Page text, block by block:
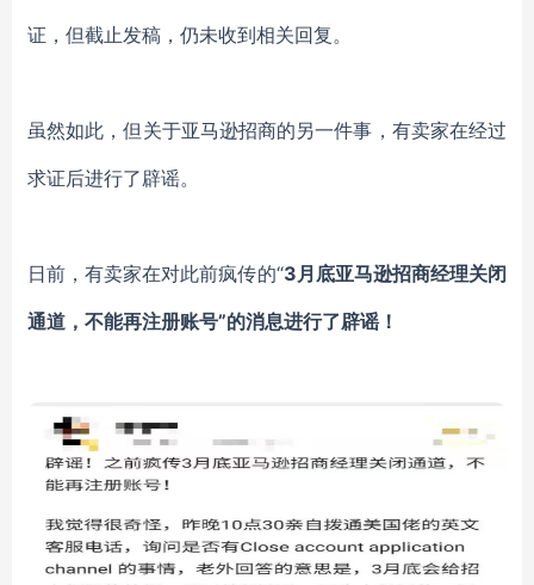
证，但截止发稿，仍未收到相关回复。
虽然如此，但关于亚马逊招商的另一件事，有卖家在经过
求证后进行了辟谣。
日前，有卖家在对此前疯传的“3月底亚马逊招商经理关闭
通道，不能再注册账号”的消息进行了辟谣！